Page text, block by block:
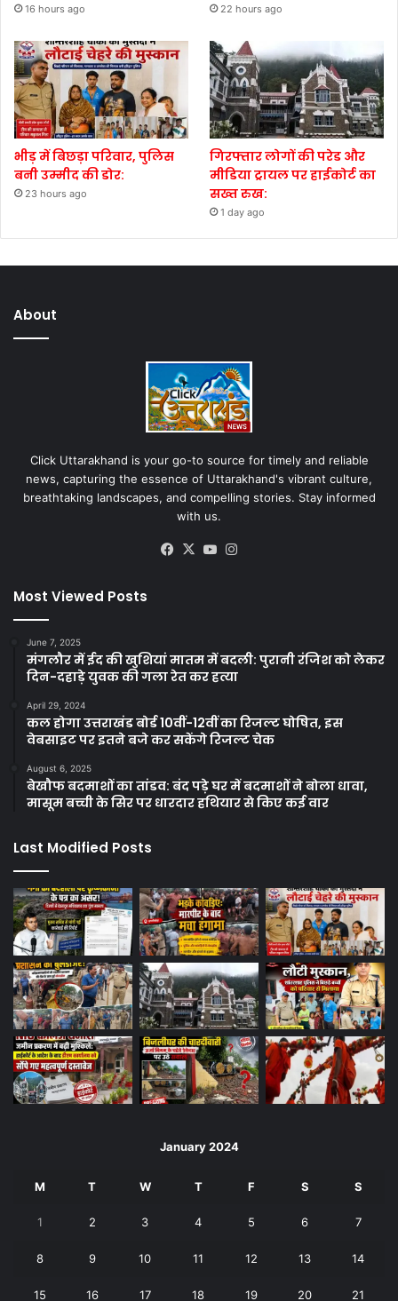
16 hours ago 22 hours ago
भीड़ में बिछड़ा परिवार, पुलिस
बनी उम्मीद की डोर:
23 hours ago
गिरफ्तार लोगों की परेड और
मीडिया ट्रायल पर हाईकोर्ट का
सख्त रुख:
1 day ago
About
Click Uttarakhand is your go-to source for timely and reliable
news, capturing the essence of Uttarakhand's vibrant culture,
breathtaking landscapes, and compelling stories. Stay informed
with us.
Facebook
X YouTube
Most Viewed Posts
June 7, 2025
मंगलौर में ईद की खुशियां मातम में बदली: पुरानी रंजिश को लेकर
दिन-दहाड़े युवक की गला रेत कर हत्या
April 29, 2024
कल होगा उत्तराखंड बोर्ड 10वीं-12वीं का रिजल्ट घोषित, इस
वेबसाइट पर इतने बजे कर सकेंगे रिजल्ट चेक
August 6, 2025
बेखौफ बदमाशों का तांडव: बंद पड़े घर में बदमाशों ने बोला धावा,
मासूम बच्ची के सिर पर धारदार हथियार से किए कई वार
Last Modified Posts
January 2024
M T W T F S S
1 2 3 4 5 6 7
8 9 10 11 12 13 14
15 16 17 18 19 20 21